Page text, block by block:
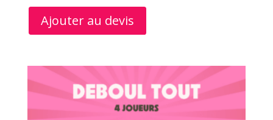
Ajouter au devis